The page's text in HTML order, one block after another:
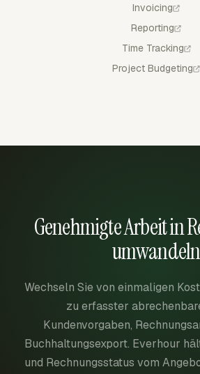
Invoicing
Reporting
Time Tracking
Project Budgeting
Genehmigte Arbeit in
umwandeln
Wechseln Sie von einmaligen
zu erfasster
Kundenvorgaben,
Buchhaltungsexport. Everhour
und Rechnungsstatus vom